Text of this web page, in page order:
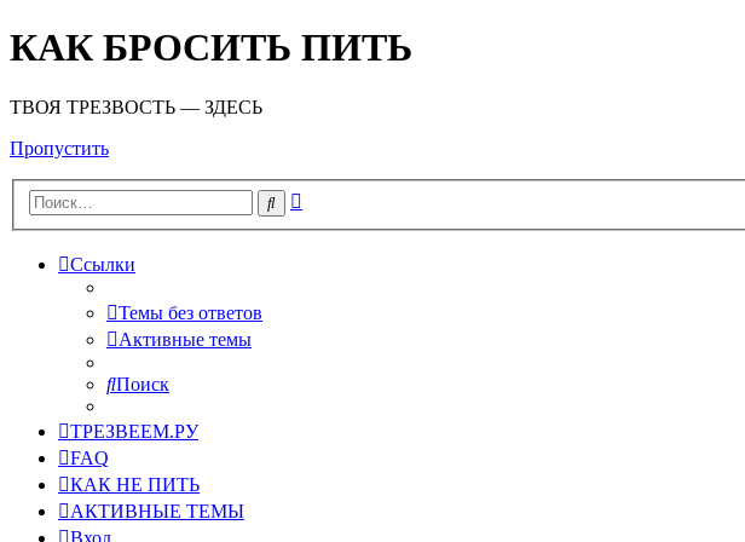
КАК БРОСИТЬ ПИТЬ
ТВОЯ ТРЕЗВОСТЬ — ЗДЕСЬ
Пропустить
Поиск
Ссылки
Темы без ответов
Активные темы
Поиск
ТРЕЗВЕЕМ.РУ
FAQ
КАК НЕ ПИТЬ
АКТИВНЫЕ ТЕМЫ